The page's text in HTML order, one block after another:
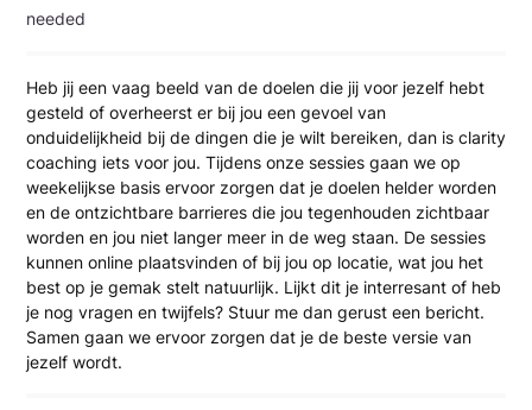
needed
Heb jij een vaag beeld van de doelen die jij voor jezelf hebt
gesteld of overheerst er bij jou een gevoel van
onduidelijkheid bij de dingen die je wilt bereiken, dan is clarity
coaching iets voor jou. Tijdens onze sessies gaan we op
weekelijkse basis ervoor zorgen dat je doelen helder worden
en de ontzichtbare barrieres die jou tegenhouden zichtbaar
worden en jou niet langer meer in de weg staan. De sessies
kunnen online plaatsvinden of bij jou op locatie, wat jou het
best op je gemak stelt natuurlijk. Lijkt dit je interresant of heb
je nog vragen en twijfels? Stuur me dan gerust een bericht.
Samen gaan we ervoor zorgen dat je de beste versie van
jezelf wordt.